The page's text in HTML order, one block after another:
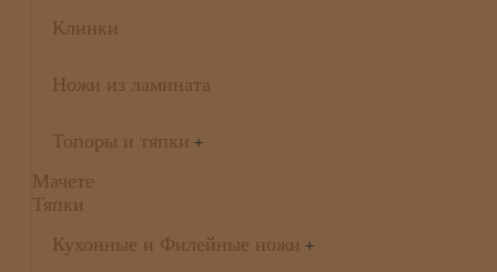
Клинки
Ножи из ламината
Топоры и тяпки +
Мачете
Тяпки
Кухонные и Филейные ножи +